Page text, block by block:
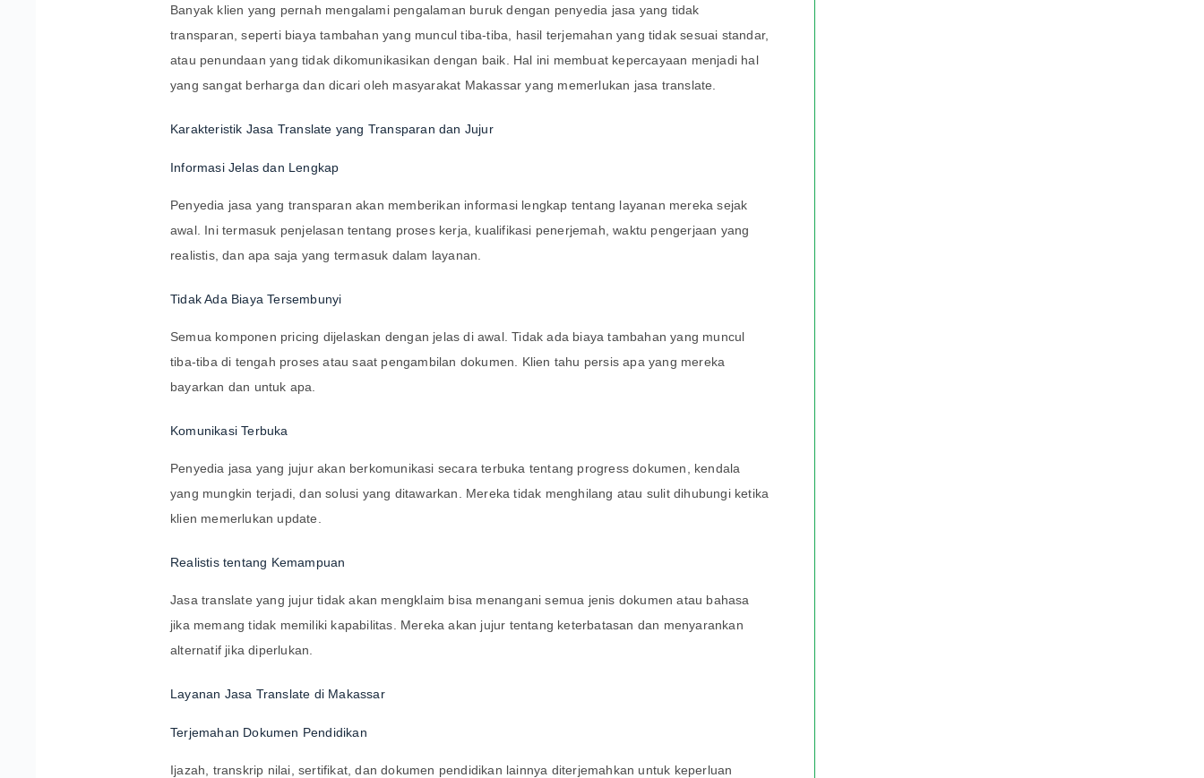
Banyak klien yang pernah mengalami pengalaman buruk dengan penyedia jasa yang tidak
transparan, seperti biaya tambahan yang muncul tiba-tiba, hasil terjemahan yang tidak sesuai standar,
atau penundaan yang tidak dikomunikasikan dengan baik. Hal ini membuat kepercayaan menjadi hal
yang sangat berharga dan dicari oleh masyarakat Makassar yang memerlukan jasa translate.
Karakteristik Jasa Translate yang Transparan dan Jujur
Informasi Jelas dan Lengkap
Penyedia jasa yang transparan akan memberikan informasi lengkap tentang layanan mereka sejak
awal. Ini termasuk penjelasan tentang proses kerja, kualifikasi penerjemah, waktu pengerjaan yang
realistis, dan apa saja yang termasuk dalam layanan.
Tidak Ada Biaya Tersembunyi
Semua komponen pricing dijelaskan dengan jelas di awal. Tidak ada biaya tambahan yang muncul
tiba-tiba di tengah proses atau saat pengambilan dokumen. Klien tahu persis apa yang mereka
bayarkan dan untuk apa.
Komunikasi Terbuka
Penyedia jasa yang jujur akan berkomunikasi secara terbuka tentang progress dokumen, kendala
yang mungkin terjadi, dan solusi yang ditawarkan. Mereka tidak menghilang atau sulit dihubungi ketika
klien memerlukan update.
Realistis tentang Kemampuan
Jasa translate yang jujur tidak akan mengklaim bisa menangani semua jenis dokumen atau bahasa
jika memang tidak memiliki kapabilitas. Mereka akan jujur tentang keterbatasan dan menyarankan
alternatif jika diperlukan.
Layanan Jasa Translate di Makassar
Terjemahan Dokumen Pendidikan
Ijazah, transkrip nilai, sertifikat, dan dokumen pendidikan lainnya diterjemahkan untuk keperluan